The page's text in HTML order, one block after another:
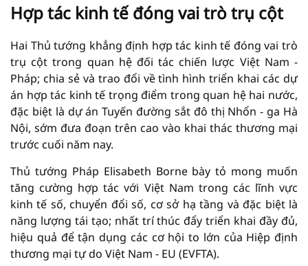
Hợp tác kinh tế đóng vai trò trụ cột
Hai Thủ tướng khẳng định hợp tác kinh tế đóng vai trò
trụ cột trong quan hệ đối tác chiến lược Việt Nam -
Pháp; chia sẻ và trao đổi về tình hình triển khai các dự
án hợp tác kinh tế trọng điểm trong quan hệ hai nước,
đặc biệt là dự án Tuyến đường sắt đô thị Nhổn - ga Hà
Nội, sớm đưa đoạn trên cao vào khai thác thương mại
trước cuối năm nay.
Thủ tướng Pháp Elisabeth Borne bày tỏ mong muốn
tăng cường hợp tác với Việt Nam trong các lĩnh vực
kinh tế số, chuyển đổi số, cơ sở hạ tầng và đặc biệt là
năng lượng tái tạo; nhất trí thúc đẩy triển khai đầy đủ,
hiệu quả để tận dụng các cơ hội to lớn của Hiệp định
thương mại tự do Việt Nam - EU (EVFTA).